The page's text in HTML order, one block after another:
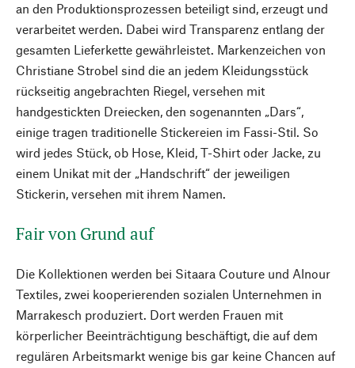
an den Produktionsprozessen beteiligt sind, erzeugt und
verarbeitet werden. Dabei wird Transparenz entlang der
gesamten Lieferkette gewährleistet. Markenzeichen von
Christiane Strobel sind die an jedem Kleidungsstück
rückseitig angebrachten Riegel, versehen mit
handgestickten Dreiecken, den sogenannten „Dars“,
einige tragen traditionelle Stickereien im Fassi-Stil. So
wird jedes Stück, ob Hose, Kleid, T-Shirt oder Jacke, zu
einem Unikat mit der „Handschrift“ der jeweiligen
Stickerin, versehen mit ihrem Namen.
Fair von Grund auf
Die Kollektionen werden bei Sitaara Couture und Alnour
Textiles, zwei kooperierenden sozialen Unternehmen in
Marrakesch produziert. Dort werden Frauen mit
körperlicher Beeinträchtigung beschäftigt, die auf dem
regulären Arbeitsmarkt wenige bis gar keine Chancen auf